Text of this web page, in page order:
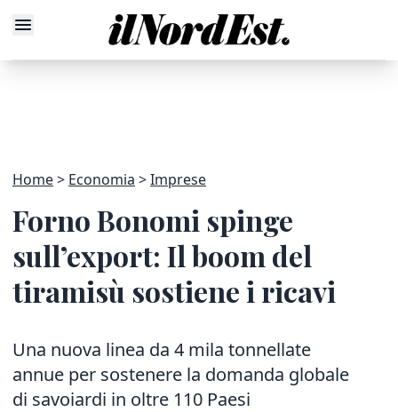
Home Economia Imprese
Forno Bonomi spinge
sull’export: Il boom del
tiramisù sostiene i ricavi
Una nuova linea da 4 mila tonnellate
annue per sostenere la domanda globale
di savoiardi in oltre 110 Paesi